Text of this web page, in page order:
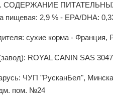
СОДЕРЖАНИЕ
пищевая: 2,9 % - EPA/DHA:
сухие корма -
ROYAL CANIN SAS
ЧУП "РусканБел",
пом. №24